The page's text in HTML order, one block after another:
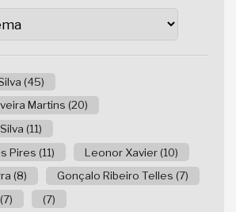
(45)
Martins (20)
(11)
Pires (11)
Leonor Xavier (10)
(8)
Gonçalo Ribeiro Telles (7)
(7)